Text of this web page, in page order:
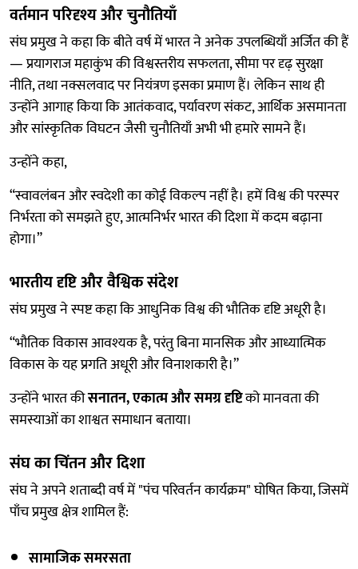
वर्तमान परिदृश्य और चुनौतियाँ
संघ प्रमुख ने कहा कि बीते वर्ष में भारत ने अनेक उपलब्धियाँ अर्जित की हैं
— प्रयागराज महाकुंभ की विश्वस्तरीय सफलता, सीमा पर दृढ़ सुरक्षा
नीति, तथा नक्सलवाद पर नियंत्रण इसका प्रमाण हैं। लेकिन साथ ही
उन्होंने आगाह किया कि आतंकवाद, पर्यावरण संकट, आर्थिक असमानता
और सांस्कृतिक विघटन जैसी चुनौतियाँ अभी भी हमारे सामने हैं।
उन्होंने कहा,
“स्वावलंबन और स्वदेशी का कोई विकल्प नहीं है। हमें विश्व की परस्पर
निर्भरता को समझते हुए, आत्मनिर्भर भारत की दिशा में कदम बढ़ाना
होगा।”
भारतीय दृष्टि और वैश्विक संदेश
संघ प्रमुख ने स्पष्ट कहा कि आधुनिक विश्व की भौतिक दृष्टि अधूरी है।
“भौतिक विकास आवश्यक है, परंतु बिना मानसिक और आध्यात्मिक
विकास के यह प्रगति अधूरी और विनाशकारी है।”
उन्होंने भारत कीसनातन, एकात्म और समग्र दृष्टिको मानवता की
समस्याओं का शाश्वत समाधान बताया।
संघ का चिंतन और दिशा
संघ ने अपने शताब्दी वर्ष में "पंच परिवर्तन कार्यक्रम" घोषित किया, जिसमें
पाँच प्रमुख क्षेत्र शामिल हैं:
सामाजिक समरसता